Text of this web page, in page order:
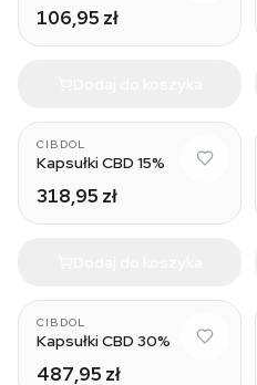
106,95 zł
CIBDOL
Kapsułki CBD 15%
318,95 zł
CIBDOL
Kapsułki CBD 30%
487,95 zł